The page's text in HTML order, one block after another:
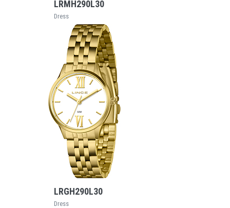
LRMH290L30
Dress
VEJA MAIS
LRGH290L30
Dress